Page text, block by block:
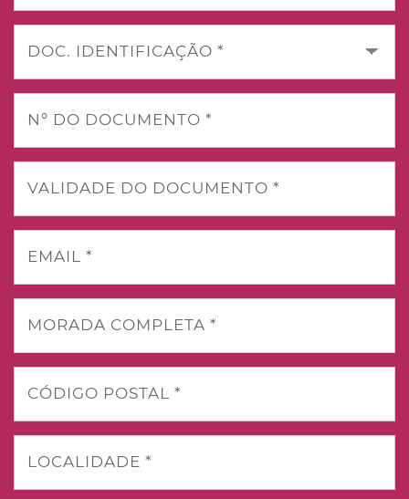
DOC. IDENTIFICAÇÃO *
Nº DO DOCUMENTO *
VALIDADE DO DOCUMENTO *
EMAIL *
MORADA COMPLETA *
CÓDIGO POSTAL *
LOCALIDADE *